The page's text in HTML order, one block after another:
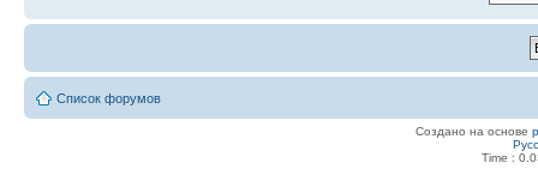
Список форумов
Создано на основе
Time :